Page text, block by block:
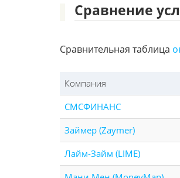
Сравнение
Сравнительная таблица
Компания
СМСФИНАНС
Займер (Zaymer)
Лайм-Займ (LIME)